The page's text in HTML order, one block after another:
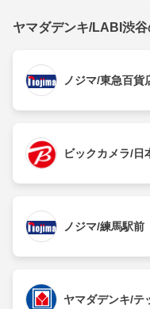
ヤマダデンキ/LABI渋
ノジマ/東急百貨
ビックカメラ/日
ノジマ/練馬駅前
ヤマダデンキ/テ